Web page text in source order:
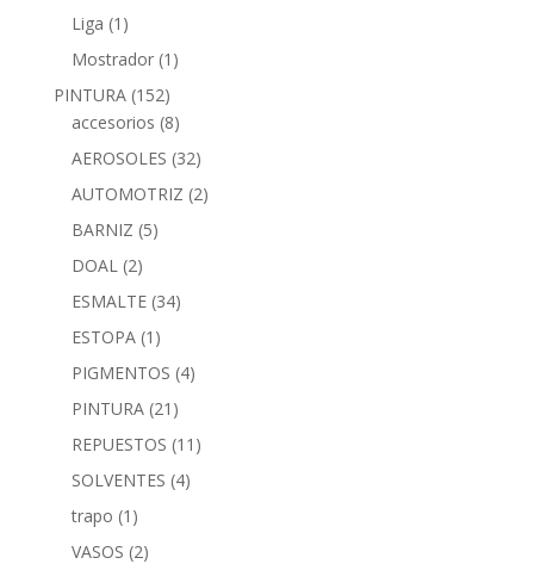
Liga (1)
Mostrador (1)
PINTURA (152)
accesorios (8)
AEROSOLES (32)
AUTOMOTRIZ (2)
BARNIZ (5)
DOAL (2)
ESMALTE (34)
ESTOPA (1)
PIGMENTOS (4)
PINTURA (21)
REPUESTOS (11)
SOLVENTES (4)
trapo (1)
VASOS (2)